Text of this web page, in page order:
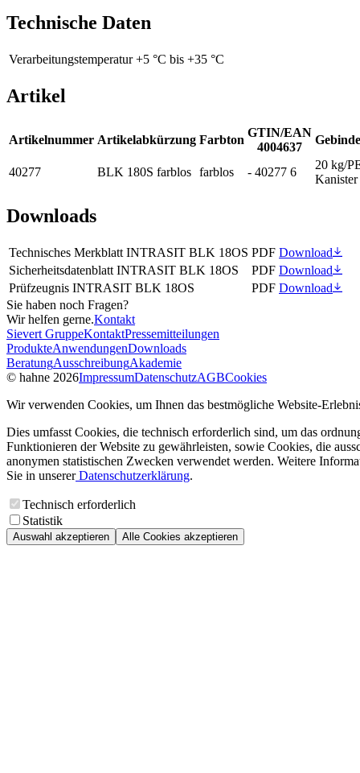
Technische Daten
Verarbeitungstemperatur +5 °C bis +35 °C
Artikel
Artikelnummer Artikelabkürzung Farbton
GTIN/EAN
4004637
40277 BLK 180S farblos farblos - 40277 6
20 kg/
Kanister
Downloads
Technisches Merkblatt INTRASIT BLK 18OS PDF Download
Sicherheitsdatenblatt INTRASIT BLK 18OS
PDF Download
Prüfzeugnis INTRASIT BLK 18OS
PDF Download
Sie haben noch Fragen?
Wir helfen gerne.Kontakt
Sievert GruppeKontaktPressemitteilungen
ProdukteAnwendungenDownloads
BeratungAusschreibungAkademie
© hahne 2026ImpressumDatenschutzAGBCookies
Wir verwenden Cookies, um Ihnen das bestmögliche Website-
Dies umfasst Cookies, die technisch erforderlich sind, um das
Funktionieren der Website zu gewährleisten, sowie Cookies, die
anonymen statistischen Zwecken verwendet werden. Weitere
Sie in unsererDatenschutzerklärung.
Technisch erforderlich
Statistik
Auswahl akzeptieren Alle Cookies akzeptieren